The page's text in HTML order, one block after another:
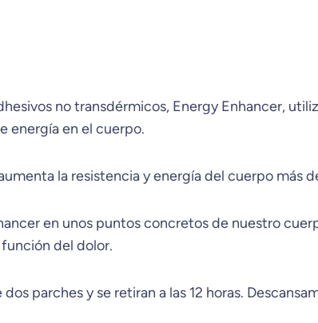
no transdérmicos, Energy Enhancer,
energía en el cuerpo.
la resistencia y energía del cuerpo más
en unos puntos concretos de nuestro
del dolor.
parches y se retiran a las 12 horas.